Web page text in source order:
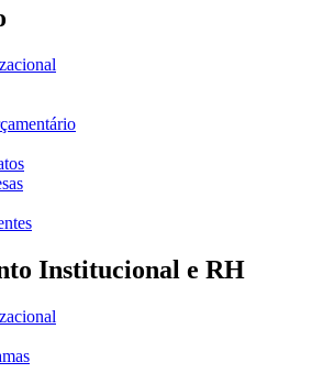
Institucional e RH